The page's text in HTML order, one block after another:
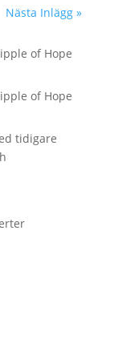
Nästa Inlägg »
of Hope
of Hope
tidigare